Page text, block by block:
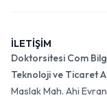
İLETİŞİM
Doktorsitesi Com
Teknoloji ve Ticaret
Maslak Mah. Ahi